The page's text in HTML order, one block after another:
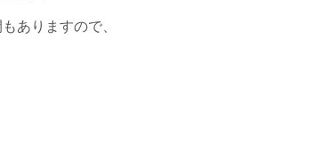
ありますので、